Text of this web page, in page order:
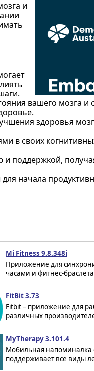
и
вашего мозга и
здоровья
в своих
начала
Mi Fitness 9.8.348i
Приложение для
часами и фитнес-
FitBit 3.73
Fitbit – приложение для
различных
MyTherapy 3.101.4
Мобильная напоминалка
поддерживает все виды